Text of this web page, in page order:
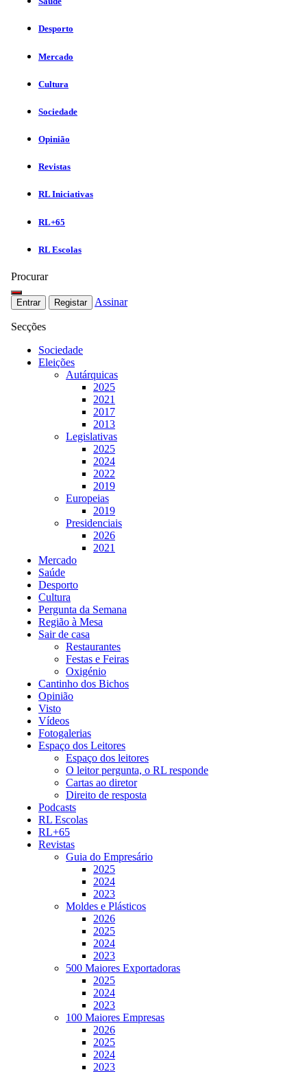
Desporto
Mercado
Cultura
Sociedade
Opinião
Revistas
RL Iniciativas
RL+65
RL Escolas
Procurar
Entrar Registar Assinar
Secções
Sociedade
Eleições
Autárquicas
2025
2021
2017
2013
Legislativas
2025
2024
2022
2019
Europeias
2019
Presidenciais
2026
2021
Mercado
Saúde
Desporto
Cultura
Pergunta da Semana
Região à Mesa
Sair de casa
Restaurantes
Festas e Feiras
Oxigénio
Cantinho dos Bichos
Opinião
Visto
Vídeos
Fotogalerias
Espaço dos Leitores
Espaço dos leitores
O leitor pergunta, o RL responde
Cartas ao diretor
Direito de resposta
Podcasts
RL Escolas
RL+65
Revistas
Guia do Empresário
2025
2024
2023
Moldes e Plásticos
2026
2025
2024
2023
500 Maiores Exportadoras
2025
2024
2023
100 Maiores Empresas
2026
2025
2024
2023